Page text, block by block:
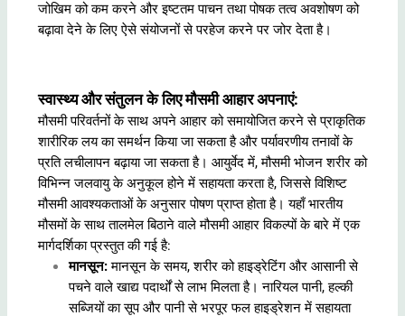
जोखिम को कम करने और इष्टतम पाचन तथा पोषक तत्व अवशोषण को
बढ़ावा देने के लिए ऐसे संयोजनों से परहेज करने पर जोर देता है।
स्वास्थ्य और संतुलन के लिए मौसमी आहार अपनाएं:
मौसमी परिवर्तनों के साथ अपने आहार को समायोजित करने से प्राकृतिक
शारीरिक लय का समर्थन किया जा सकता है और पर्यावरणीय तनावों के
प्रति लचीलापन बढ़ाया जा सकता है। आयुर्वेद में, मौसमी भोजन शरीर को
विभिन्न जलवायु के अनुकूल होने में सहायता करता है, जिससे विशिष्ट
मौसमी आवश्यकताओं के अनुसार पोषण प्राप्त होता है। यहाँ भारतीय
मौसमों के साथ तालमेल बिठाने वाले मौसमी आहार विकल्पों के बारे में एक
मार्गदर्शिका प्रस्तुत की गई है:
मानसून:मानसून के समय, शरीर को हाइड्रेटिंग और आसानी से
पचने वाले खाद्य पदार्थों से लाभ मिलता है। नारियल पानी, हल्की
सब्जियों का सूप और पानी से भरपूर फल हाइड्रेशन में सहायता